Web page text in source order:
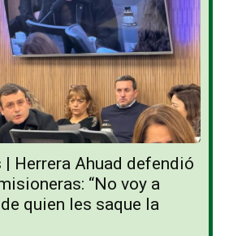
| Herrera Ahuad defendió
“No voy a
quien les saque la